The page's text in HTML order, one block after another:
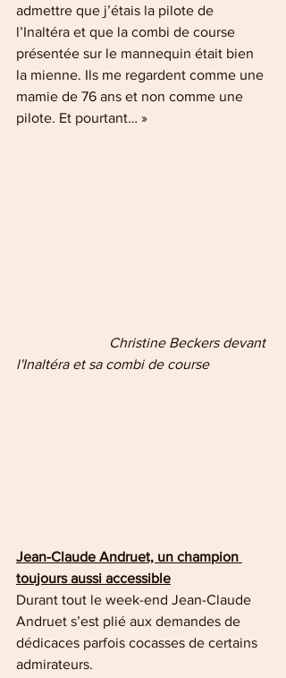
admettre que j’étais la pilote de
l’Inaltéra et que la combi de course
présentée sur le mannequin était bien
la mienne. Ils me regardent comme une
mamie de 76 ans et non comme une
pilote. Et pourtant… »
Christine Beckers devant
l'Inaltéra et sa combi de course
Jean-Claude Andruet, un champion
toujours aussi accessible
Durant tout le week-end Jean-Claude
Andruet s’est plié aux demandes de
dédicaces parfois cocasses de certains
admirateurs.